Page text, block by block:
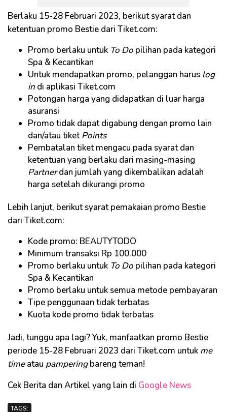
Berlaku 15-28 Februari 2023, berikut syarat dan
ketentuan promo Bestie dari Tiket.com:
Promo berlaku untuk To Do pilihan pada kategori
Spa & Kecantikan
Untuk mendapatkan promo, pelanggan harus log
in di aplikasi Tiket.com
Potongan harga yang didapatkan di luar harga
asuransi
Promo tidak dapat digabung dengan promo lain
dan/atau tiketPoints
Pembatalan tiket mengacu pada syarat dan
ketentuan yang berlaku dari masing-masing
Partnerdan jumlah yang dikembalikan adalah
harga setelah dikurangi promo
Lebih lanjut, berikut syarat pemakaian promo Bestie
dari Tiket.com:
Kode promo: BEAUTYTODO
Minimum transaksi Rp 100.000
Promo berlaku untuk To Do pilihan pada kategori
Spa & Kecantikan
Promo berlaku untuk semua metode pembayaran
Tipe penggunaan tidak terbatas
Kuota kode promo tidak terbatas
Jadi, tunggu apa lagi? Yuk, manfaatkan promo Bestie
periode 15-28 Februari 2023 dari Tiket.com untuk me
timeatau pamperingbareng teman!
Cek Berita dan Artikel yang lain di Google News
TAGS: